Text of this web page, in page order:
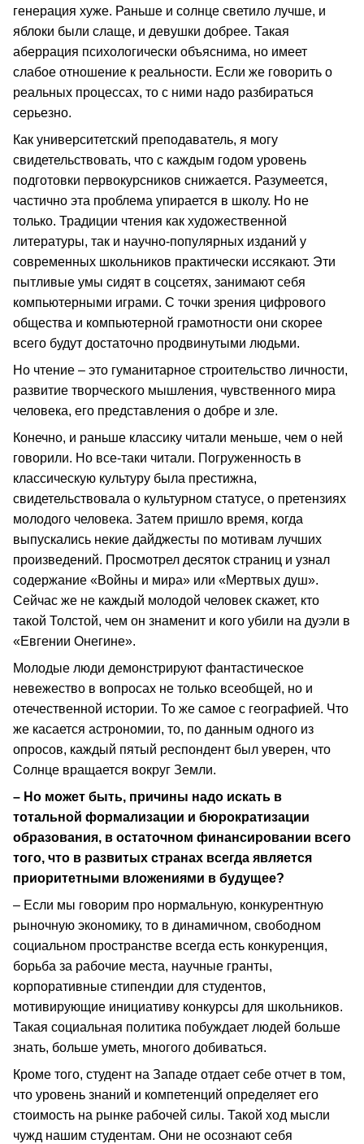
генерация хуже. Раньше и солнце светило лучше, и
яблоки были слаще, и девушки добрее. Такая
аберрация психологически объяснима, но имеет
слабое отношение к реальности. Если же говорить о
реальных процессах, то с ними надо разбираться
серьезно.
Как университетский преподаватель, я могу
свидетельствовать, что с каждым годом уровень
подготовки первокурсников снижается. Разумеется,
частично эта проблема упирается в школу. Но не
только. Традиции чтения как художественной
литературы, так и научно-популярных изданий у
современных школьников практически иссякают. Эти
пытливые умы сидят в соцсетях, занимают себя
компьютерными играми. С точки зрения цифрового
общества и компьютерной грамотности они скорее
всего будут достаточно продвинутыми людьми.
Но чтение – это гуманитарное строительство личности,
развитие творческого мышления, чувственного мира
человека, его представления о добре и зле.
Конечно, и раньше классику читали меньше, чем о ней
говорили. Но все-таки читали. Погруженность в
классическую культуру была престижна,
свидетельствовала о культурном статусе, о претензиях
молодого человека. Затем пришло время, когда
выпускались некие дайджесты по мотивам лучших
произведений. Просмотрел десяток страниц и узнал
содержание «Войны и мира» или «Мертвых душ».
Сейчас же не каждый молодой человек скажет, кто
такой Толстой, чем он знаменит и кого убили на дуэли в
«Евгении Онегине».
Молодые люди демонстрируют фантастическое
невежество в вопросах не только всеобщей, но и
отечественной истории. То же самое с географией. Что
же касается астрономии, то, по данным одного из
опросов, каждый пятый респондент был уверен, что
Солнце вращается вокруг Земли.
– Но может быть, причины надо искать в
тотальной формализации и бюрократизации
образования, в остаточном финансировании всего
того, что в развитых странах всегда является
приоритетными вложениями в будущее?
– Если мы говорим про нормальную, конкурентную
рыночную экономику, то в динамичном, свободном
социальном пространстве всегда есть конкуренция,
борьба за рабочие места, научные гранты,
корпоративные стипендии для студентов,
мотивирующие инициативу конкурсы для школьников.
Такая социальная политика побуждает людей больше
знать, больше уметь, многого добиваться.
Кроме того, студент на Западе отдает себе отчет в том,
что уровень знаний и компетенций определяет его
стоимость на рынке рабочей силы. Такой ход мысли
чужд нашим студентам. Они не осознают себя